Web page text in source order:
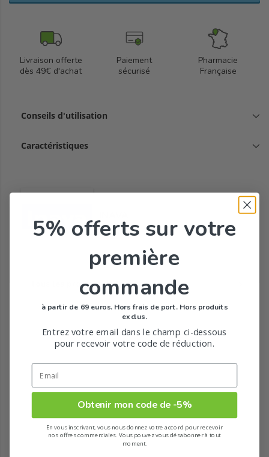
Livraison offerte
dès 49€ d'achat
Paiement
sécurisé
Pharmacie
Française
Conseils d'utilisation
Caractéristiques
Tous les produits de la marque
5% offerts sur votre
première
commande
à partir de 69 euros. Hors frais de port. Hors produits
exclus.
Entrez votre email dans le champ ci-dessous
pour recevoir votre code de réduction.
Obtenir mon code de -5%
En vous inscrivant, vous nous donnez votre accord pour recevoir
nos offres commerciales. Vous pouvez vous désabonner à tout
moment.